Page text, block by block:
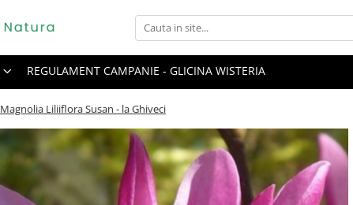
REGULAMENT CAMPANIE - GLICINA WISTERIA
Magnolia Liliiflora Susan - la Ghiveci